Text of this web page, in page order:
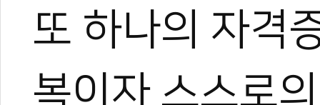
또 하나의 자격
복이자 스스로